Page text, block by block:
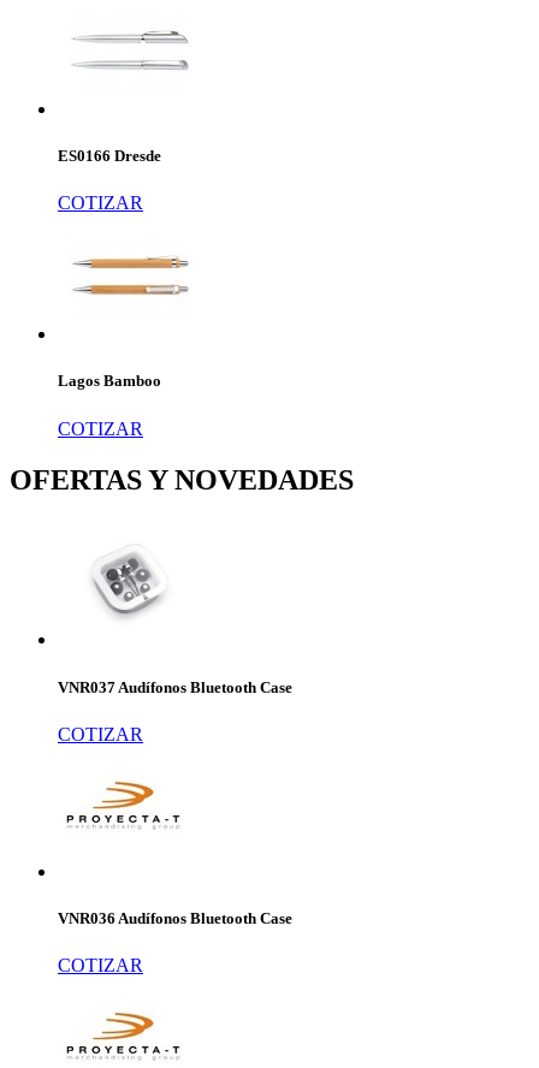
ES0166 Dresde
COTIZAR
Lagos Bamboo
COTIZAR
OFERTAS Y NOVEDADES
VNR037 Audífonos Bluetooth Case
COTIZAR
VNR036 Audífonos Bluetooth Case
COTIZAR